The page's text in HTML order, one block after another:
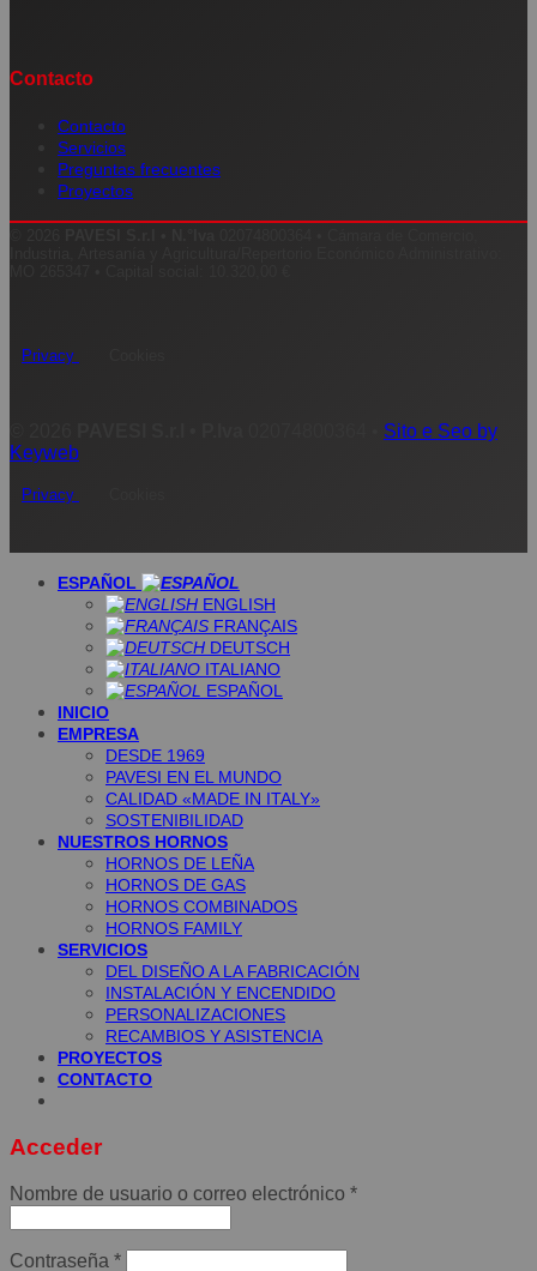
Contacto
Contacto
Servicios
Preguntas frecuentes
Proyectos
Privacy
Sito e Seo by
Keyweb
Privacy
ESPAÑOL
ENGLISH
FRANÇAIS
DEUTSCH
ITALIANO
ESPAÑOL
INICIO
EMPRESA
DESDE 1969
PAVESI EN EL MUNDO
CALIDAD «MADE IN ITALY»
SOSTENIBILIDAD
NUESTROS HORNOS
HORNOS DE LEÑA
HORNOS DE GAS
HORNOS COMBINADOS
HORNOS FAMILY
SERVICIOS
DEL DISEÑO A LA FABRICACIÓN
INSTALACIÓN Y ENCENDIDO
PERSONALIZACIONES
RECAMBIOS Y ASISTENCIA
PROYECTOS
CONTACTO
Acceder
Nombre de usuario o correo electrónico *Obligatorio
Contraseña *Obligatorio